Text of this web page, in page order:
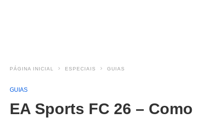
PÁGINA INICIAL ESPECIAIS GUIAS
GUIAS
EA Sports FC 26 – Como